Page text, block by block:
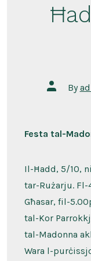
Post
author
By
Festa tal-
Il-Ħadd, 5/10,
tar-Rużarju.
Għasar, fil-
tal-Kor
tal-Madonna
Wara l-